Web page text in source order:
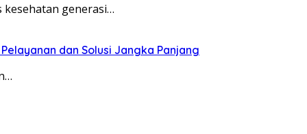
generasi…
dan Solusi Jangka Panjang